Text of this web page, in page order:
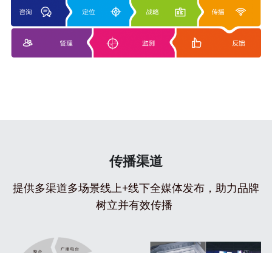
传播渠道
提供多渠道多场景线上+线下全媒体发布，助力品牌
树立并有效传播